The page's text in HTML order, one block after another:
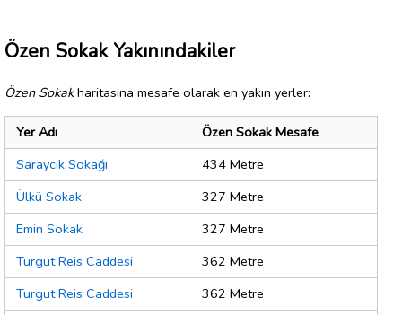
Özen Sokak Yakınındakiler
Özen Sokakharitasına mesafe olarak en yakın yerler:
Yer Adı
Özen Sokak Mesafe
Saraycık Sokağı
434 Metre
Ülkü Sokak
327 Metre
Emin Sokak
327 Metre
Turgut Reis Caddesi
362 Metre
Turgut Reis Caddesi
362 Metre